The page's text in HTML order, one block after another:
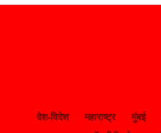
देश-विदेश महाराष्ट्र मुंबई